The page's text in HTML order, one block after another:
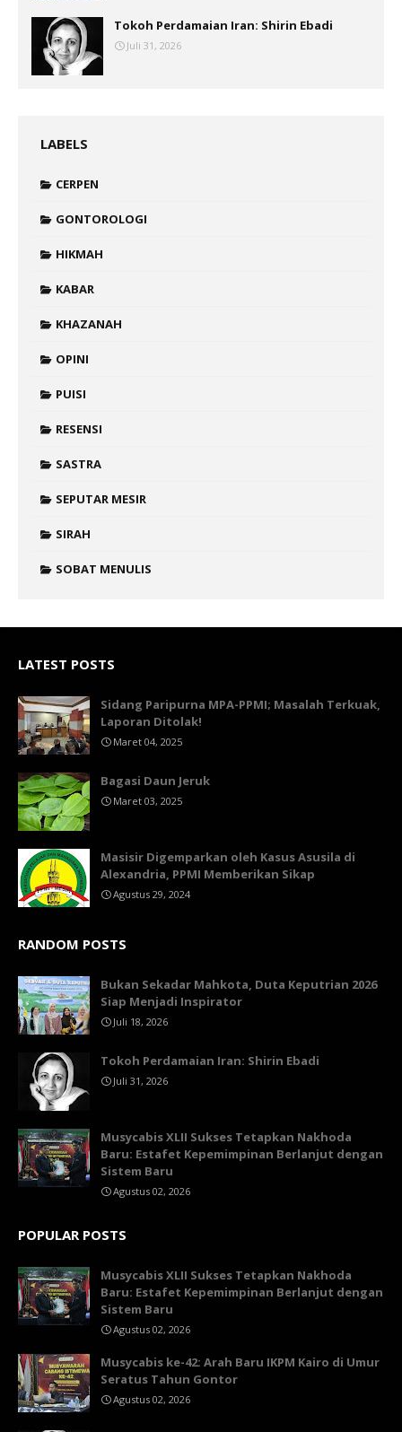
Tokoh Perdamaian Iran: Shirin Ebadi
Juli 31, 2026
LABELS
CERPEN
GONTOROLOGI
HIKMAH
KABAR
KHAZANAH
OPINI
PUISI
RESENSI
SASTRA
SEPUTAR MESIR
SIRAH
SOBAT MENULIS
LATEST POSTS
Sidang Paripurna MPA-PPMI; Masalah Terkuak,
Laporan Ditolak!
Maret 04, 2025
Bagasi Daun Jeruk
Maret 03, 2025
Masisir Digemparkan oleh Kasus Asusila di
Alexandria, PPMI Memberikan Sikap
Agustus 29, 2024
RANDOM POSTS
Bukan Sekadar Mahkota, Duta Keputrian 2026
Siap Menjadi Inspirator
Juli 18, 2026
Tokoh Perdamaian Iran: Shirin Ebadi
Juli 31, 2026
Musycabis XLII Sukses Tetapkan Nakhoda
Baru: Estafet Kepemimpinan Berlanjut dengan
Sistem Baru
Agustus 02, 2026
POPULAR POSTS
Musycabis XLII Sukses Tetapkan Nakhoda
Baru: Estafet Kepemimpinan Berlanjut dengan
Sistem Baru
Agustus 02, 2026
Musycabis ke-42: Arah Baru IKPM Kairo di Umur
Seratus Tahun Gontor
Agustus 02, 2026